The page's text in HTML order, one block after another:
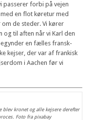
passerer forbi på vejen
en flot køretur med
de steder. Vi kører
og til aften når vi Karl den
en fælles fransk-
kejser, der var af frankisk
i Aachen før vi
blev kronet og alle kejsere derefter
Foto fra pixabay